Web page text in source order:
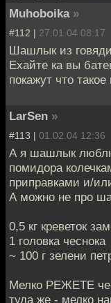
Muhoboika »
#112 | 27.01.04 08:17
Шашлык из
Ехайте ка вы
покажут что
LarSen »
#113 | 01.02.04 12:36
А я шашлык
помидора
приправками и/
А можно не про
0,5 кг креветок
1 головка чеснока
~ 100 г зелени
Мелко РЕЖЕТЕ
туда же - мелко